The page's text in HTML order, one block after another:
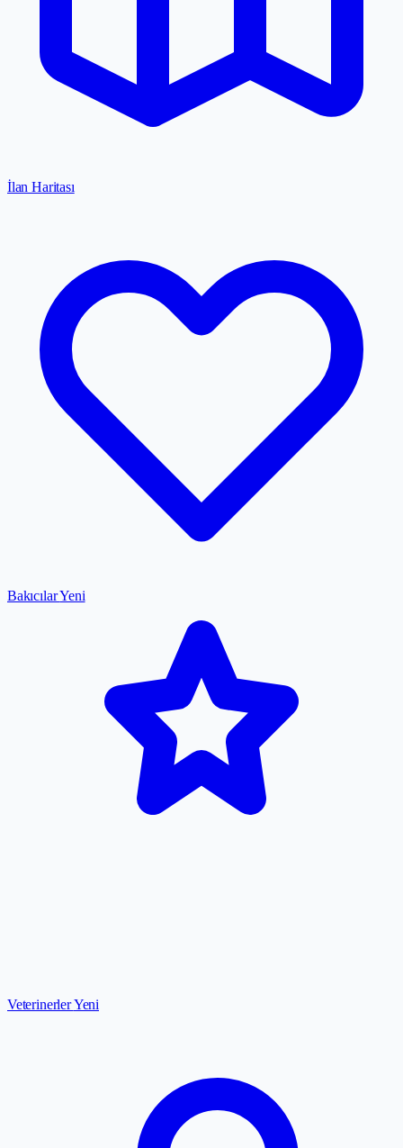
İlan Haritası
BakıcılarYeni
VeterinerlerYeni